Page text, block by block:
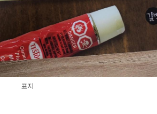
표지